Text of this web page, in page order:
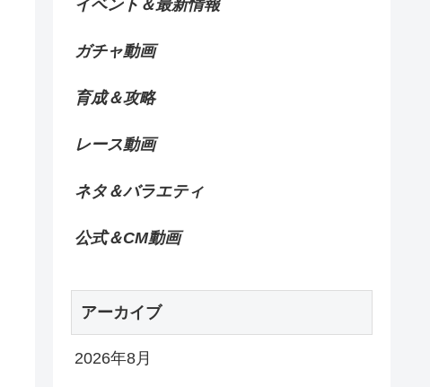
イベント＆最新情報
ガチャ動画
育成＆攻略
レース動画
ネタ＆バラエティ
公式＆CM動画
アーカイブ
2026年8月